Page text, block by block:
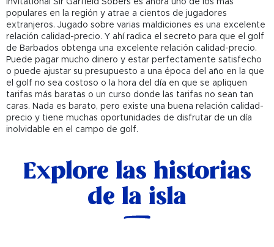
Invitational Sir Garfield Sobers es ahora uno de los más
populares en la región y atrae a cientos de jugadores
extranjeros. Jugado sobre varias maldiciones es una excelente
relación calidad-precio. Y ahí radica el secreto para que el golf
de Barbados obtenga una excelente relación calidad-precio.
Puede pagar mucho dinero y estar perfectamente satisfecho
o puede ajustar su presupuesto a una época del año en la que
el golf no sea costoso o la hora del día en que se apliquen
tarifas más baratas o un curso donde las tarifas no sean tan
caras. Nada es barato, pero existe una buena relación calidad-
precio y tiene muchas oportunidades de disfrutar de un día
inolvidable en el campo de golf.
Explore las historias
de la isla